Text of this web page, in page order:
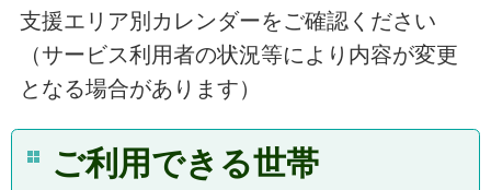
支援エリア別カレンダーをご確認ください
（サービス利用者の状況等により内容が変更
となる場合があります）
ご利用できる世帯